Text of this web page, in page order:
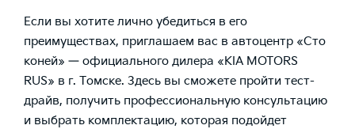
Если вы хотите лично убедиться в его
преимуществах, приглашаем вас в автоцентр «Сто
коней» — официального дилера «KIA MOTORS
RUS» в г. Томске. Здесь вы сможете пройти тест-
драйв, получить профессиональную консультацию
и выбрать комплектацию, которая подойдет